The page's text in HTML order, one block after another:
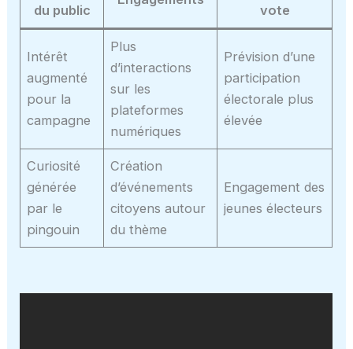
du public
vote
Intérêt
augmenté
pour la
campagne
Plus
d’interactions
sur les
plateformes
numériques
Prévision d’une
participation
électorale plus
élevée
Curiosité
générée
par le
pingouin
Création
d’événements
citoyens autour
du thème
Engagement des
jeunes électeurs